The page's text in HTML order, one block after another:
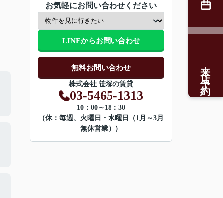
お気軽にお問い合わせください
LINEからお問い合わせ
無料お問い合わせ
株式会社 笹塚の賃貸
03-5465-1313
10：00～18：30
（休：毎週、火曜日・水曜日（1月～3月
無休営業））
来店予約